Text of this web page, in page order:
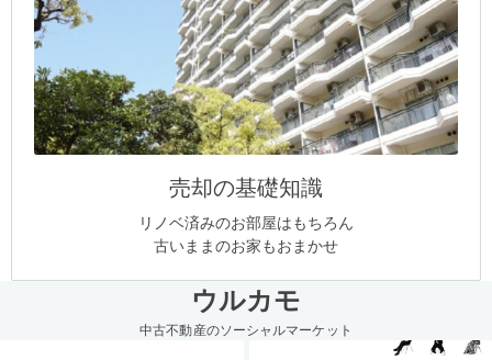
売却の基礎知識
リノベ済みのお部屋はもちろん
古いままのお家もおまかせ
ウルカモ
中古不動産のソーシャルマーケット